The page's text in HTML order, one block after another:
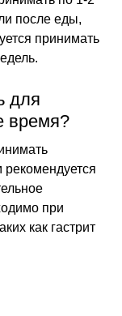
после еды,
принимать
для
время?
рекомендуется
при
как гастрит